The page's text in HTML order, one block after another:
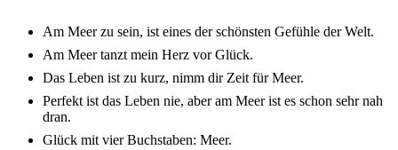
Am Meer zu sein, ist eines der schöns­ten Gefüh­le der Welt.
Am Meer tanzt mein Herz vor Glück.
Das Leben ist zu kurz, nimm dir Zeit für Meer.
Perfekt ist das Leben nie, aber am Meer ist es schon sehr nah
dran.
Glück mit vier Buch­sta­ben: Meer.